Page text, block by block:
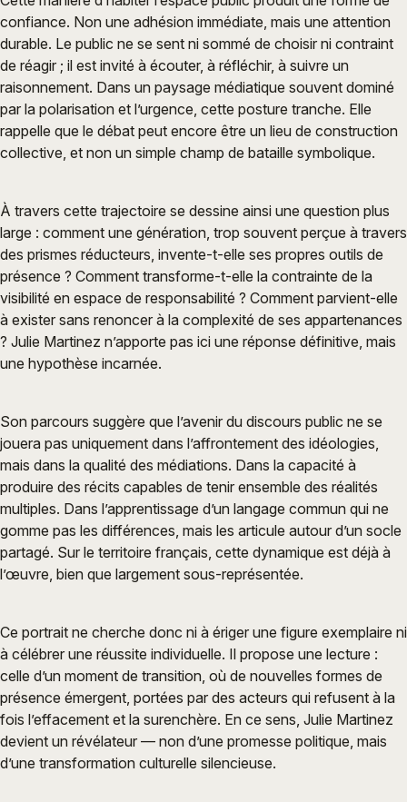
confiance. Non une adhésion immédiate, mais une attention
durable. Le public ne se sent ni sommé de choisir ni contraint
de réagir ; il est invité à écouter, à réfléchir, à suivre un
raisonnement. Dans un paysage médiatique souvent dominé
par la polarisation et l’urgence, cette posture tranche. Elle
rappelle que le débat peut encore être un lieu de construction
collective, et non un simple champ de bataille symbolique.
À travers cette trajectoire se dessine ainsi une question plus
large : comment une génération, trop souvent perçue à travers
des prismes réducteurs, invente-t-elle ses propres outils de
présence ? Comment transforme-t-elle la contrainte de la
visibilité en espace de responsabilité ? Comment parvient-elle
à exister sans renoncer à la complexité de ses appartenances
? Julie Martinez n’apporte pas ici une réponse définitive, mais
une hypothèse incarnée.
Son parcours suggère que l’avenir du discours public ne se
jouera pas uniquement dans l’affrontement des idéologies,
mais dans la qualité des médiations. Dans la capacité à
produire des récits capables de tenir ensemble des réalités
multiples. Dans l’apprentissage d’un langage commun qui ne
gomme pas les différences, mais les articule autour d’un socle
partagé. Sur le territoire français, cette dynamique est déjà à
l’œuvre, bien que largement sous-représentée.
Ce portrait ne cherche donc ni à ériger une figure exemplaire ni
à célébrer une réussite individuelle. Il propose une lecture :
celle d’un moment de transition, où de nouvelles formes de
présence émergent, portées par des acteurs qui refusent à la
fois l’effacement et la surenchère. En ce sens, Julie Martinez
devient un révélateur — non d’une promesse politique, mais
d’une transformation culturelle silencieuse.